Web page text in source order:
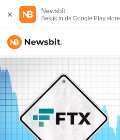
Newsbit
Bekijk in de Google Play store